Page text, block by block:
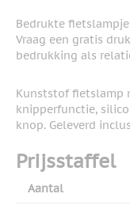
Bedrukte
Vraag een gratis
bedrukking als
Kunststof fietslamp
knipperfunctie,
knop. Geleverd
Prijsstaffel
Aantal